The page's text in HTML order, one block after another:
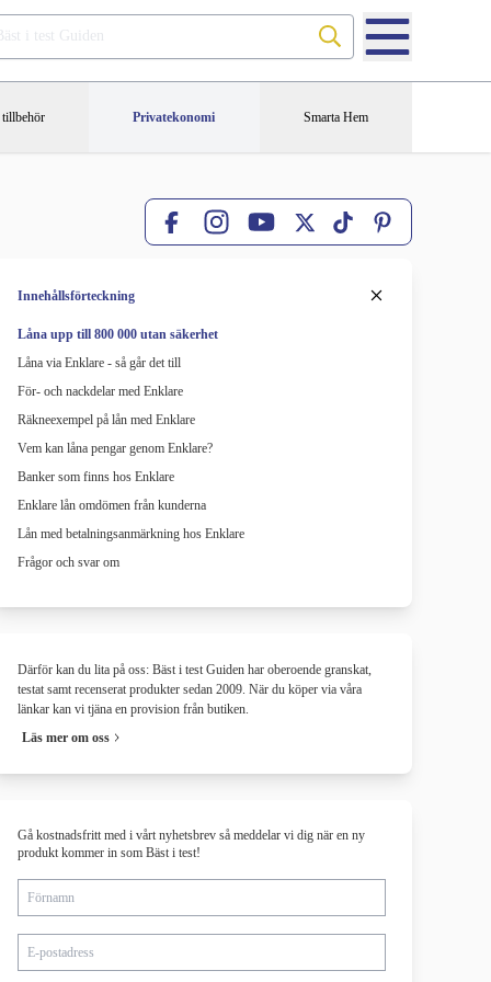
Privatekonomi Smarta Hem
FacebookInstagramYouTube
X TikTokPinterest
Innehållsförteckning
Låna upp till 800 000 utan säkerhet
Låna via Enklare - så går det till
För- och nackdelar med Enklare
Räkneexempel på lån med Enklare
Vem kan låna pengar genom Enklare?
Banker som finns hos Enklare
Enklare lån omdömen från kunderna
Lån med betalningsanmärkning hos Enklare
Frågor och svar om
Därför kan du lita på oss: Bäst i test Guiden har oberoende granskat,
testat samt recenserat produkter sedan 2009. När du köper via våra
länkar kan vi tjäna en provision från butiken.
Läs mer om oss
Gå kostnadsfritt med i vårt nyhetsbrev så meddelar vi dig när en ny
produkt kommer in som Bäst i test!